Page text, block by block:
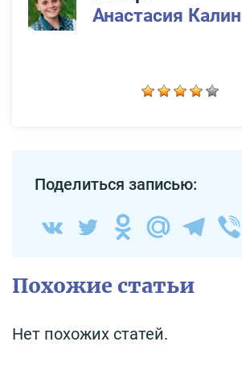
Анастасия
Поделиться записью:
Похожие статьи
Нет похожих статей.